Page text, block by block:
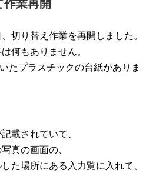
業再開
切り替え作業を再開しました。
何もありません。
たプラスチックの台紙がありま
載されていて、
真の画面の、
た場所にある入力覧に入れて、